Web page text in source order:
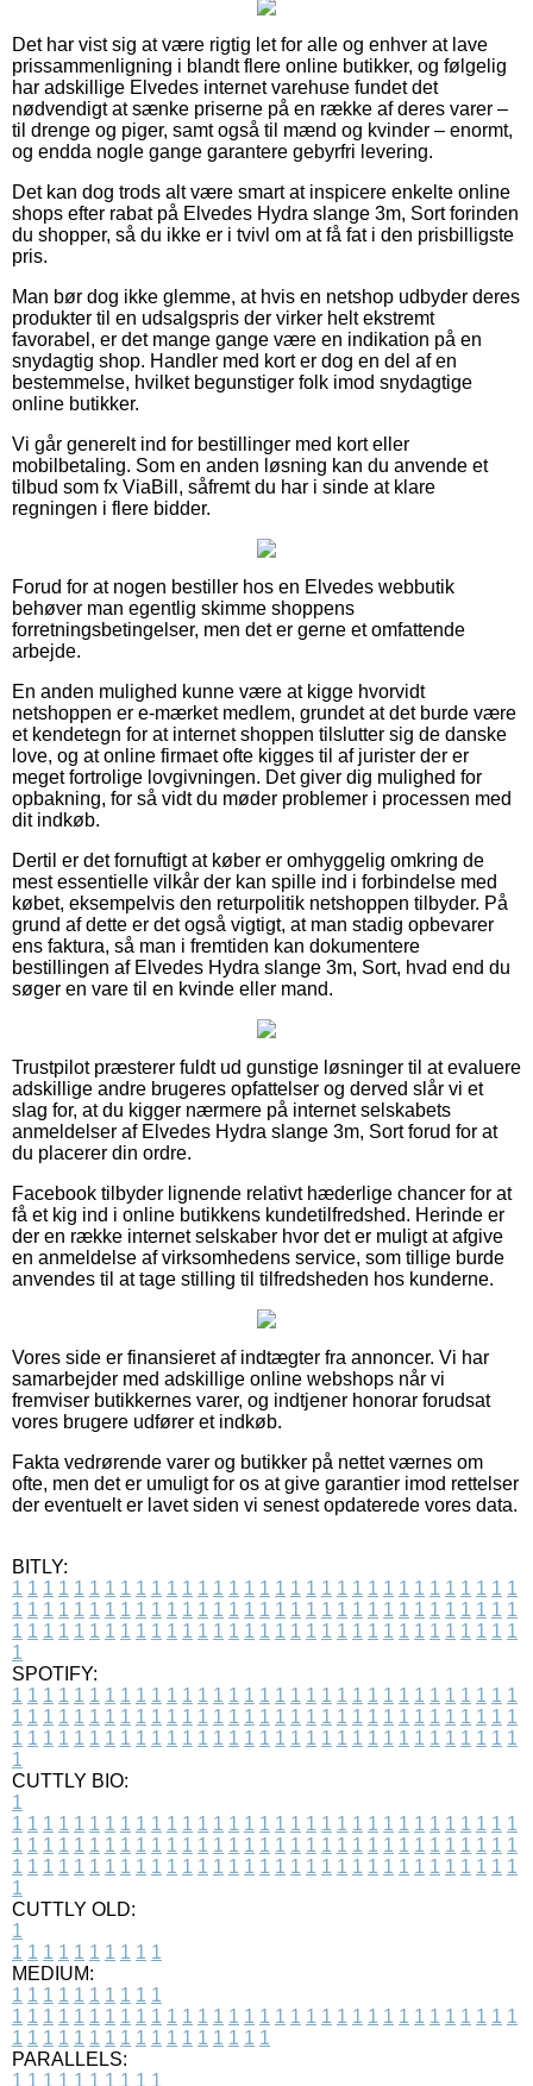
Det har vist sig at være rigtig let for alle og enhver at lave
prissammenligning i blandt flere online butikker, og følgelig
har adskillige Elvedes internet varehuse fundet det
nødvendigt at sænke priserne på en række af deres varer –
til drenge og piger, samt også til mænd og kvinder – enormt,
og endda nogle gange garantere gebyrfri levering.
Det kan dog trods alt være smart at inspicere enkelte online
shops efter rabat på Elvedes Hydra slange 3m, Sort forinden
du shopper, så du ikke er i tvivl om at få fat i den prisbilligste
pris.
Man bør dog ikke glemme, at hvis en netshop udbyder deres
produkter til en udsalgspris der virker helt ekstremt
favorabel, er det mange gange være en indikation på en
snydagtig shop. Handler med kort er dog en del af en
bestemmelse, hvilket begunstiger folk imod snydagtige
online butikker.
Vi går generelt ind for bestillinger med kort eller
mobilbetaling. Som en anden løsning kan du anvende et
tilbud som fx ViaBill, såfremt du har i sinde at klare
regningen i flere bidder.
Forud for at nogen bestiller hos en Elvedes webbutik
behøver man egentlig skimme shoppens
forretningsbetingelser, men det er gerne et omfattende
arbejde.
En anden mulighed kunne være at kigge hvorvidt
netshoppen er e-mærket medlem, grundet at det burde være
et kendetegn for at internet shoppen tilslutter sig de danske
love, og at online firmaet ofte kigges til af jurister der er
meget fortrolige lovgivningen. Det giver dig mulighed for
opbakning, for så vidt du møder problemer i processen med
dit indkøb.
Dertil er det fornuftigt at køber er omhyggelig omkring de
mest essentielle vilkår der kan spille ind i forbindelse med
købet, eksempelvis den returpolitik netshoppen tilbyder. På
grund af dette er det også vigtigt, at man stadig opbevarer
ens faktura, så man i fremtiden kan dokumentere
bestillingen af Elvedes Hydra slange 3m, Sort, hvad end du
søger en vare til en kvinde eller mand.
Trustpilot præsterer fuldt ud gunstige løsninger til at evaluere
adskillige andre brugeres opfattelser og derved slår vi et
slag for, at du kigger nærmere på internet selskabets
anmeldelser af Elvedes Hydra slange 3m, Sort forud for at
du placerer din ordre.
Facebook tilbyder lignende relativt hæderlige chancer for at
få et kig ind i online butikkens kundetilfredshed. Herinde er
der en række internet selskaber hvor det er muligt at afgive
en anmeldelse af virksomhedens service, som tillige burde
anvendes til at tage stilling til tilfredsheden hos kunderne.
Vores side er finansieret af indtægter fra annoncer. Vi har
samarbejder med adskillige online webshops når vi
fremviser butikkernes varer, og indtjener honorar forudsat
vores brugere udfører et indkøb.
Fakta vedrørende varer og butikker på nettet værnes om
ofte, men det er umuligt for os at give garantier imod rettelser
der eventuelt er lavet siden vi senest opdaterede vores data.
BITLY:
1 1 1 1 1 1 1 1 1 1 1 1 1 1 1 1 1 1 1 1 1 1 1 1 1 1 1 1 1 1 1 1 1
1 1 1 1 1 1 1 1 1 1 1 1 1 1 1 1 1 1 1 1 1 1 1 1 1 1 1 1 1 1 1 1 1
1 1 1 1 1 1 1 1 1 1 1 1 1 1 1 1 1 1 1 1 1 1 1 1 1 1 1 1 1 1 1 1 1
1
SPOTIFY:
1 1 1 1 1 1 1 1 1 1 1 1 1 1 1 1 1 1 1 1 1 1 1 1 1 1 1 1 1 1 1 1 1
1 1 1 1 1 1 1 1 1 1 1 1 1 1 1 1 1 1 1 1 1 1 1 1 1 1 1 1 1 1 1 1 1
1 1 1 1 1 1 1 1 1 1 1 1 1 1 1 1 1 1 1 1 1 1 1 1 1 1 1 1 1 1 1 1 1
1
CUTTLY BIO:
1
1 1 1 1 1 1 1 1 1 1 1 1 1 1 1 1 1 1 1 1 1 1 1 1 1 1 1 1 1 1 1 1 1
1 1 1 1 1 1 1 1 1 1 1 1 1 1 1 1 1 1 1 1 1 1 1 1 1 1 1 1 1 1 1 1 1
1 1 1 1 1 1 1 1 1 1 1 1 1 1 1 1 1 1 1 1 1 1 1 1 1 1 1 1 1 1 1 1 1
1
CUTTLY OLD:
1
1 1 1 1 1 1 1 1 1 1
MEDIUM:
1 1 1 1 1 1 1 1 1 1
1 1 1 1 1 1 1 1 1 1 1 1 1 1 1 1 1 1 1 1 1 1 1 1 1 1 1 1 1 1 1 1 1
1 1 1 1 1 1 1 1 1 1 1 1 1 1 1 1 1
PARALLELS:
1 1 1 1 1 1 1 1 1 1